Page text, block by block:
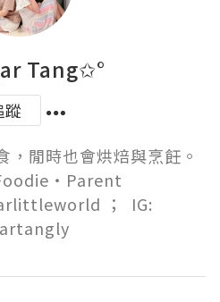
Tang✩°
蹤
，閒時也會烘焙與烹飪。
；  IG: